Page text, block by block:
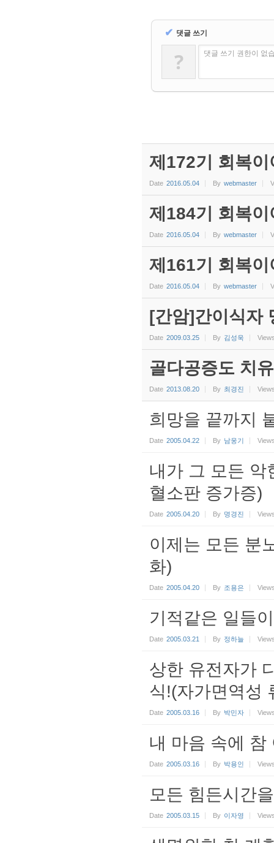
✔ 댓글 쓰기
? 댓글 쓰기 권한이 없
제172기 회복
Date 2016.05.04 By webmaster
제184기 회복
Date 2016.05.04 By webmaster
제161기 회복
Date 2016.05.04 By webmaster
[간암]간이식자
Date 2009.03.25 By 김성욱
골다공증도 치
Date 2013.08.20 By 최경진
희망을 끝까지
Date 2005.04.22 By 남웅기
내가 그 모든 악
혈소판 증가증)
Date 2005.04.20 By 명경진
이제는 모든 분
화)
Date 2005.04.20 By 조용은
기적같은 일들
Date 2005.03.21 By 정하늘
상한 유전자가
식!(자가면역성
Date 2005.03.16 By 박민자
내 마음 속에 참
Date 2005.03.16 By 박용인
모든 힘든시간
Date 2005.03.15 By 이자영